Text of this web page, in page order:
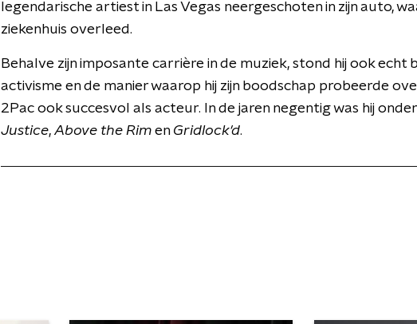
legendarische artiest in Las Vegas neergeschoten in zijn auto,
ziekenhuis overleed.
Behalve zijn imposante carrière in de muziek, stond hij ook echt
activisme en de manier waarop hij zijn boodschap probeerde
2Pac ook succesvol als acteur. In de jaren negentig was hij
Justice, Above the Rim en Gridlock'd.